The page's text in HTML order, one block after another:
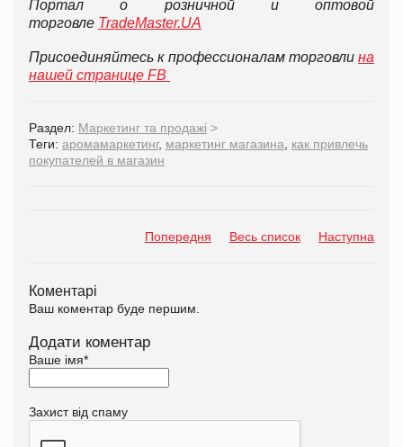
Портал о розничной и оптовой
торговле TradeMaster.UA
Присоединяйтесь к профессионалам торговли на
нашей странице FB
Раздел: Маркетинг та продажі >
Теги: аромамаркетинг, маркетинг магазина, как привлечь
покупателей в магазин
Попередня Весь список Наступна
Коментарі
Ваш коментар буде першим.
Додати коментар
Ваше імя*
Захист від спаму